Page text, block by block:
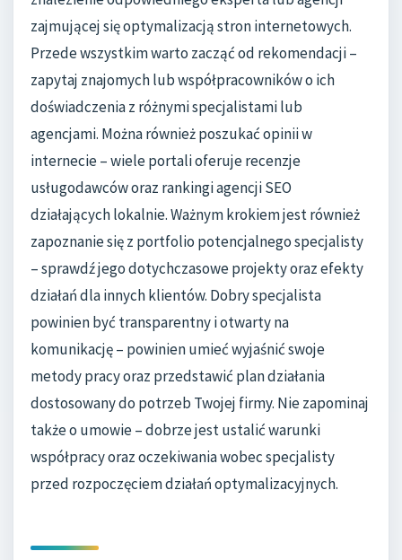
zajmującej się optymalizacją stron internetowych.
Przede wszystkim warto zacząć od rekomendacji –
zapytaj znajomych lub współpracowników o ich
doświadczenia z różnymi specjalistami lub
agencjami. Można również poszukać opinii w
internecie – wiele portali oferuje recenzje
usługodawców oraz rankingi agencji SEO
działających lokalnie. Ważnym krokiem jest również
zapoznanie się z portfolio potencjalnego specjalisty
– sprawdź jego dotychczasowe projekty oraz efekty
działań dla innych klientów. Dobry specjalista
powinien być transparentny i otwarty na
komunikację – powinien umieć wyjaśnić swoje
metody pracy oraz przedstawić plan działania
dostosowany do potrzeb Twojej firmy. Nie zapominaj
także o umowie – dobrze jest ustalić warunki
współpracy oraz oczekiwania wobec specjalisty
przed rozpoczęciem działań optymalizacyjnych.